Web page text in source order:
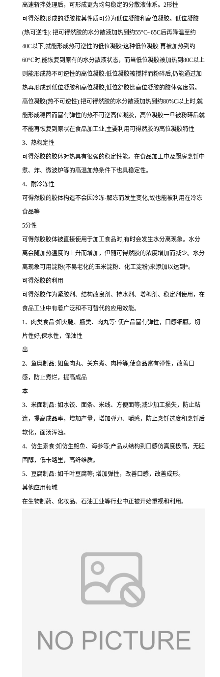
高速斩拌处理后，可形成更为均勾稳定的分散液体系。2形性
可得然胶形成的凝胶按其性质可分为低位凝胶和高位凝胶。低位凝胶
(热可逆性): 把可得然胶的水分散液加热到约55°C~65C后再降温至约
40C以下,就能形成热可逆性的低位凝胶:这种低位凝胶 再被加热到约
60°C时,能恢复到原有的水分散液状态，而当低位凝胶被加热到80C以上
则能形成热不可逆性的高位凝胶:低位凝胶被搅拌而粉碎后,仍能通过加
热再形成到低位凝胶和高位凝胶;低位舒胶比高位凝胶的胶体强度弱。
高位凝胶(热不可逆性):把可得然胶的水分散液加热到约80%C以上时,就
能形成稳固而富有弹性的热不可逆高位凝胶，高位凝胶一旦被粉碎后就
不能再恢复到原状在食品加工业,主要利用可得然胶的高位凝胶特性
3、热稳定性
可得然胶的胶体对热具有很强的稳定性能。在食品加工中及厨房烹饪中
煮、炸、微波炉等的高温加热条件下也具稳定性。
4、耐冷冻性
可得然胶的胶体构造不会因冷冻-解冻而发生变化,故也能被利用在冷冻
食品等
5分性
可得然胶胶体被直接使用于加工食品时,有时会发生水分离现象。水分
离会随加热温度的上升而增加，但随可得然胶的浓度增加而减少。水分
离现象可用淀粉(不易老化的玉米淀粉、化工淀粉)来添加以达到*。
可得然胶的利用
可得然胶作为紧胶剂、结构改良剂、持水剂、增稠剂、稳定剂使用，在
食品工业中有着广泛和不可替代的应用效能。
1、肉类食品:如火腿、肠类、肉丸等: 使产品富有弹性，口感细腻，切
片性好,保水性，保油性
出
2、鱼糜制品: 如鱼肉丸、关东煮、肉棒等;使食品富有弹性，改善口
感，防止煮烂，提高成品
本
3、米面制品: 如水饺、面条、米线、方便面等;减少加工损失，防止粘
连，提高成品率，增加产量，增加弹力、嚼感，防止烹饪过度和烹饪后
软化，面汤浑浊。
4、仿生素食:如仿生鲍鱼、海参等;产品从结构到口感仿真度极高，无胆
固醇，低卡路里，高纤维质。
5、豆腐制品: 如千叶豆腐等; 增加弹性，改善口感，改善成形。
其他应用领域
在生物制药、化妆品、石油工业等行业中正被开始重视和利用。